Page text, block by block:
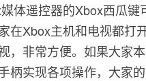
体遥控器的Xbox西瓜
在Xbox主机和电视都打
，非常方便。如果大家
柄实现各项操作，大家的